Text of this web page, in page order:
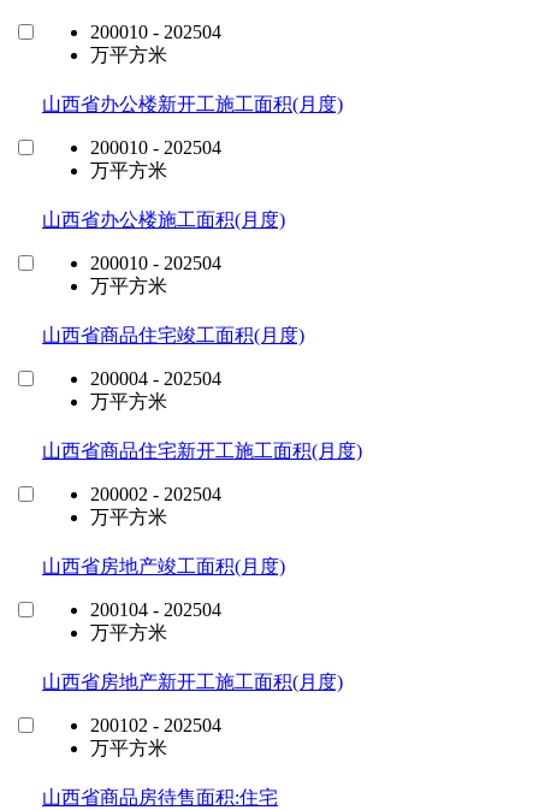
200010 - 202504
万平方米
山西省办公楼新开工施工面积(月度)
200010 - 202504
万平方米
山西省办公楼施工面积(月度)
200010 - 202504
万平方米
山西省商品住宅竣工面积(月度)
200004 - 202504
万平方米
山西省商品住宅新开工施工面积(月度)
200002 - 202504
万平方米
山西省房地产竣工面积(月度)
200104 - 202504
万平方米
山西省房地产新开工施工面积(月度)
200102 - 202504
万平方米
山西省商品房待售面积:住宅